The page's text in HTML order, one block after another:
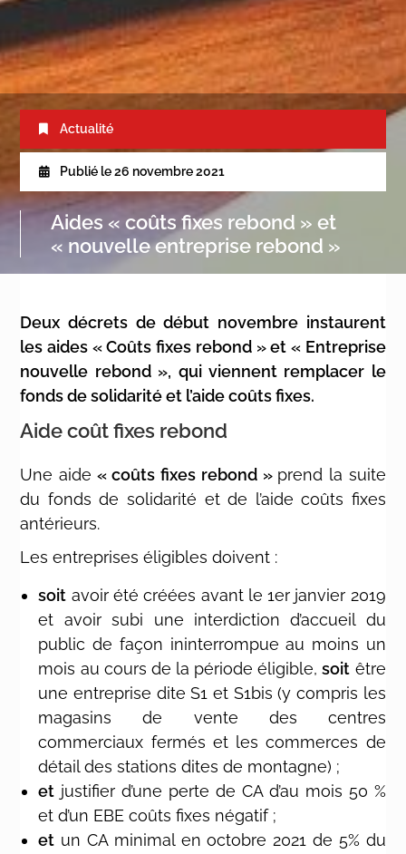
Actualité
Publié le 26 novembre 2021
Aides « coûts fixes rebond » et
« nouvelle entreprise rebond »
Deux décrets de début novembre instaurent
les aides « Coûts fixes rebond » et « Entreprise
nouvelle rebond », qui viennent remplacer le
fonds de solidarité et l’aide coûts fixes.
Aide coût fixes rebond
Une aide « coûts fixes rebond » prend la suite
du fonds de solidarité et de l’aide coûts fixes
antérieurs.
Les entreprises éligibles doivent :
soit avoir été créées avant le 1er janvier 2019
et avoir subi une interdiction d’accueil du
public de façon ininterrompue au moins un
mois au cours de la période éligible,soit être
une entreprise dite S1 et S1bis (y compris les
magasins de vente des centres
commerciaux fermés et les commerces de
détail des stations dites de montagne) ;
et justifier d’une perte de CA d’au mois 50 %
et d’un EBE coûts fixes négatif ;
et un CA minimal en octobre 2021 de 5% du